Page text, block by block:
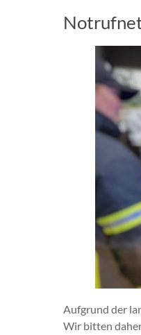
Aufgrund der
Wir bitten